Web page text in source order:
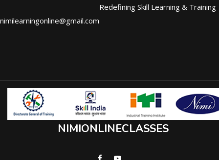
nimilearningonline@gmail.com
Redefining Skill Learning & Training
NIMIONLINECLASSES